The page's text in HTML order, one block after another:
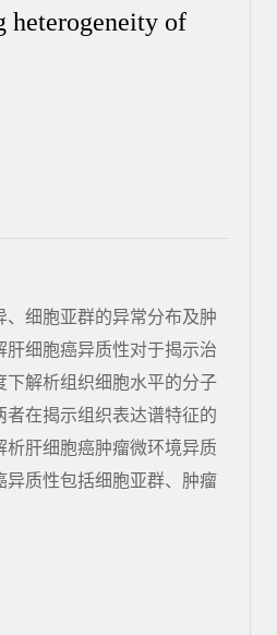
heterogeneity of
细胞亚群的异常分布及肿
细胞癌异质性对于揭示治
解析组织细胞水平的分子
在揭示组织表达谱特征的
析肝细胞癌肿瘤微环境异质
质性包括细胞亚群、肿瘤